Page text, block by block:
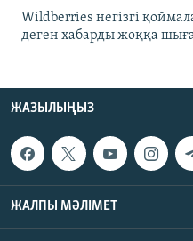
Wildberries негізгі
деген хабарды жоққа
ЖАЗЫЛЫҢЫЗ
ЖАЛПЫ МӘЛІМЕТ